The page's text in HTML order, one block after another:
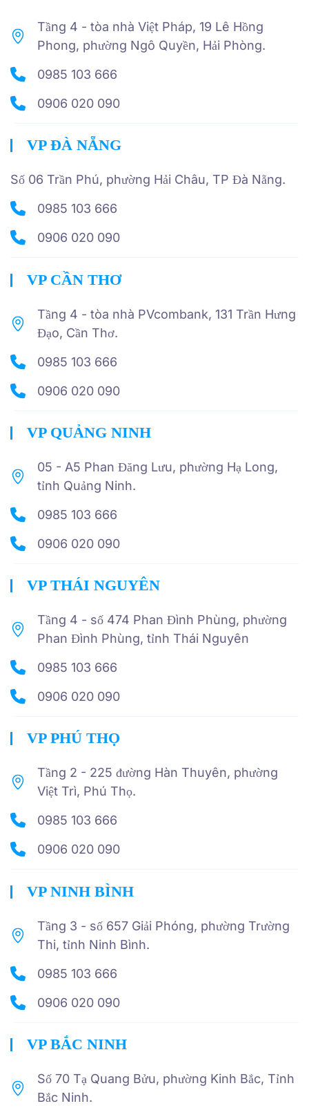
Tầng 4 - tòa nhà Việt Pháp, 19 Lê Hồng
Phong, phường Ngô Quyền, Hải Phòng.
0985 103 666
0906 020 090
VP ĐÀ NẴNG
Số 06 Trần Phú, phường Hải Châu, TP Đà Nẵng.
0985 103 666
0906 020 090
VP CẦN THƠ
Tầng 4 - tòa nhà PVcombank, 131 Trần Hưng
Đạo, Cần Thơ.
0985 103 666
0906 020 090
VP QUẢNG NINH
05 - A5 Phan Đăng Lưu, phường Hạ Long,
tỉnh Quảng Ninh.
0985 103 666
0906 020 090
VP THÁI NGUYÊN
Tầng 4 - số 474 Phan Đình Phùng, phường
Phan Đình Phùng, tỉnh Thái Nguyên
0985 103 666
0906 020 090
VP PHÚ THỌ
Tầng 2 - 225 đường Hàn Thuyên, phường
Việt Trì, Phú Thọ.
0985 103 666
0906 020 090
VP NINH BÌNH
Tầng 3 - số 657 Giải Phóng, phường Trường
Thi, tỉnh Ninh Bình.
0985 103 666
0906 020 090
VP BẮC NINH
Số 70 Tạ Quang Bửu, phường Kinh Bắc, Tỉnh
Bắc Ninh.